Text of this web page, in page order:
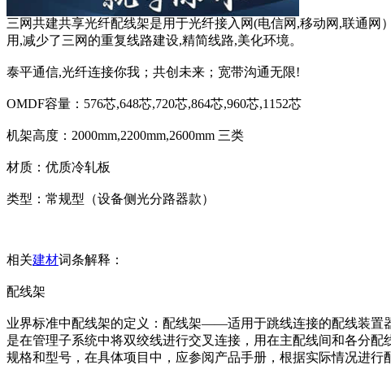
三网共建共享光纤配线架是用于光纤接入网(电信网,移动网,联通
用,减少了三网的重复线路建设,精简线路,美化环境。
泰平通信,光纤连接你我；共创未来；宽带沟通无限!
OMDF容量：576芯,648芯,720芯,864芯,960芯,1152芯
机架高度：2000mm,2200mm,2600mm 三类
材质：优质冷轧板
类型：常规型（设备侧光分路器款）
相关建材词条解释：
配线架
业界标准中配线架的定义：配线架——适用于跳线连接的配线装
是在管理子系统中将双绞线进行交叉连接，用在主配线间和各分
规格和型号，在具体项目中，应参阅产品手册，根据实际情况进